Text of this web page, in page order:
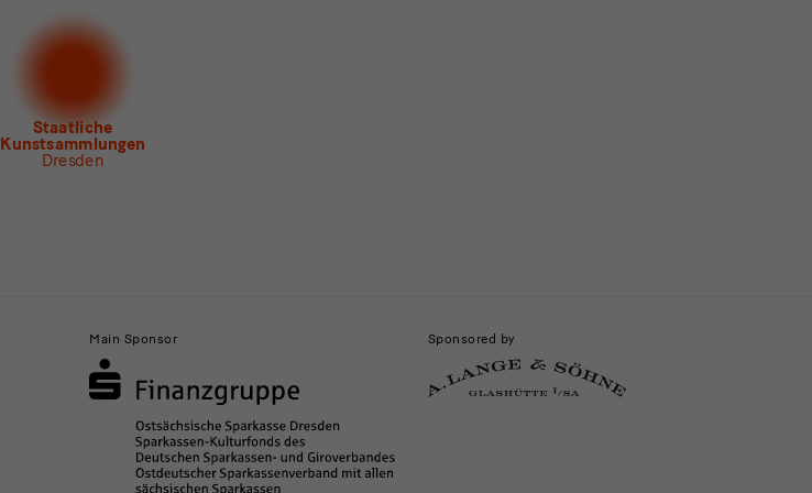
Staatliche
Kunstsammlungen
Dresden
Main Sponsor Sponsored by